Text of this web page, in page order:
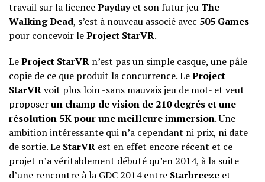
travail sur la licencePaydayet son futur jeu The
Walking Dead, s’est à nouveau associé avec 505 Games
pour concevoir leProject StarVR.
LeProject StarVR n’est pas un simple casque, une pâle
copie de ce que produit la concurrence. LeProject
StarVRvoit plus loin -sans mauvais jeu de mot- et veut
proposerun champ de vision de 210 degrés et une
résolution 5K pour une meilleure immersion. Une
ambition intéressante qui n’a cependant ni prix, ni date
de sortie. Le StarVR est en effet encore récent et ce
projet n’a véritablement débuté qu’en 2014, à la suite
d’une rencontre à la GDC 2014 entre Starbreeze et